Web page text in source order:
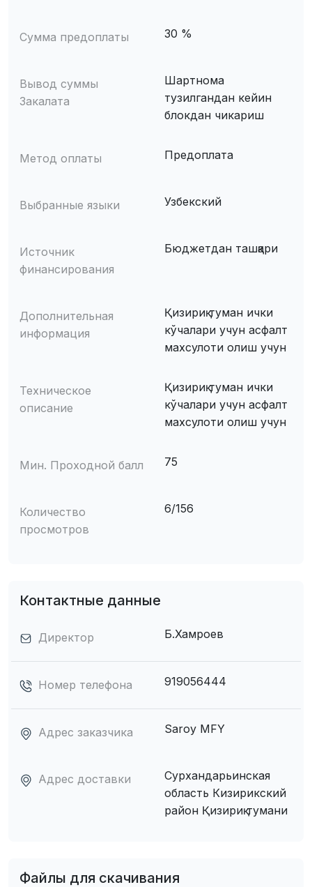
Сумма предоплаты 30 %
Вывод суммы
Закалата
Шартнома
тузилгандан кейин
блокдан чикариш
Метод оплаты Предоплата
Выбранные языки Узбекский
Источник
финансирования
Бюджетдан ташқари
Дополнительная
информация
Қизириқ туман ички
кўчалари учун асфалт
махсулоти олиш учун
Техническое
описание
Қизириқ туман ички
кўчалари учун асфалт
махсулоти олиш учун
Мин. Проходной балл 75
Количество
просмотров
6/156
Контактные данные
Директор Б.Хамроев
Номер телефона 919056444
Адрес заказчика Saroy MFY
Адрес доставки
Сурхандарьинская
область Кизирикский
район Қизириқ тумани
Файлы для скачивания